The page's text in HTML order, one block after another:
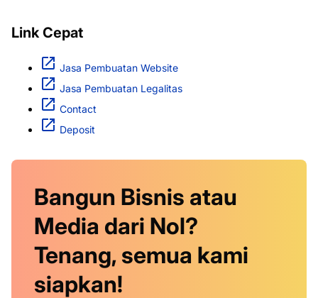
Link Cepat
Jasa Pembuatan Website
Jasa Pembuatan Legalitas
Contact
Deposit
Bangun Bisnis atau
Media dari Nol?
Tenang, semua kami
siapkan!